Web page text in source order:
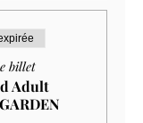
billet
Adult